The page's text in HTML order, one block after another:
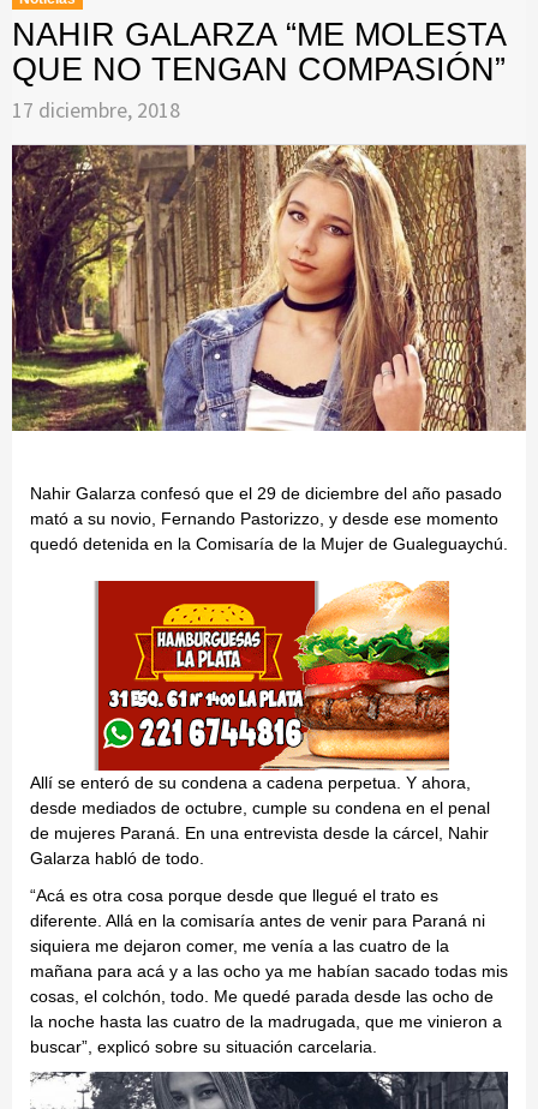
NAHIR GALARZA “ME MOLESTA
QUE NO TENGAN COMPASIÓN”
17 diciembre, 2018
Nahir Galarza confesó que el 29 de diciembre del año pasado
mató a su novio, Fernando Pastorizzo, y desde ese momento
quedó detenida en la Comisaría de la Mujer de Gualeguaychú.
Allí se enteró de su condena a cadena perpetua. Y ahora,
desde mediados de octubre, cumple su condena en el penal
de mujeres Paraná. En una entrevista desde la cárcel, Nahir
Galarza habló de todo.
“Acá es otra cosa porque desde que llegué el trato es
diferente. Allá en la comisaría antes de venir para Paraná ni
siquiera me dejaron comer, me venía a las cuatro de la
mañana para acá y a las ocho ya me habían sacado todas mis
cosas, el colchón, todo. Me quedé parada desde las ocho de
la noche hasta las cuatro de la madrugada, que me vinieron a
buscar”, explicó sobre su situación carcelaria.